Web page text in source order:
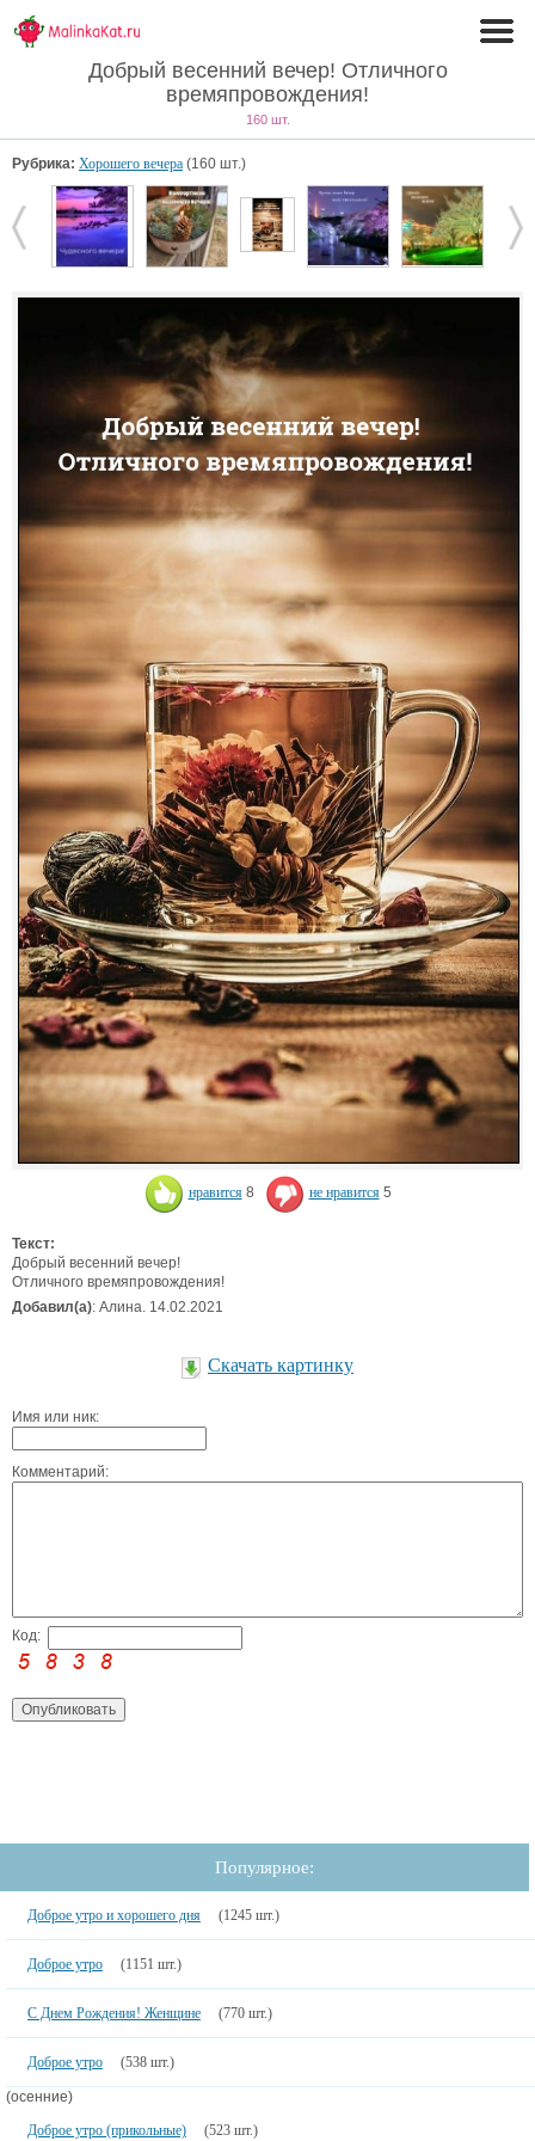
Добрый весенний вечер! Отличного
времяпровождения!
160 шт.
Рубрика: Хорошего вечера (160 шт.)
нравится 8 не нравится 5
Текст:
Добрый весенний вечер!
Отличного времяпровождения!
Добавил(а): Алина. 14.02.2021
Скачать картинку
Имя или ник:
Комментарий:
Код:
Популярное:
Доброе утро и хорошего дня (1245 шт.)
Доброе утро (1151 шт.)
С Днем Рождения! Женщине (770 шт.)
Доброе утро (538 шт.)
(осенние)
Доброе утро (прикольные)
(523 шт.)